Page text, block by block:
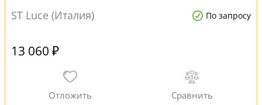
ST Luce (Италия) По запросу
13 060 ₽